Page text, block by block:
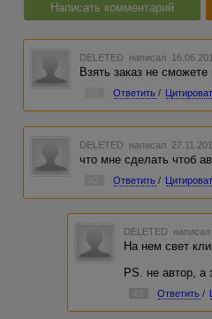
Написать комментарий
DELETED написал
Взять заказ не
Ответить /
DELETED написал
что мне сделать чтоб
Ответить /
DELETED
На нем свет
PS. не автор, а
Ответить /